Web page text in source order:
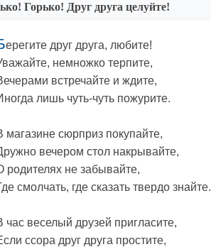
Горько! Друг друга целуйте!
ерегите друг друга, любите!
немножко терпите,
встречайте и ждите,
лишь чуть-чуть пожурите.
магазине сюрприз покупайте,
вечером стол накрывайте,
родителях не забывайте,
смолчать, где сказать твердо знайте.
час веселый друзей пригласите,
ссора друг друга простите,